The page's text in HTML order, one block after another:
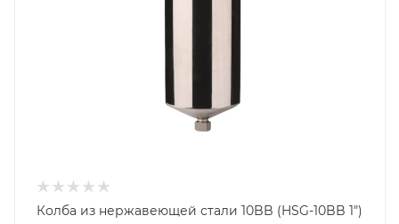
Колба из нержавеющей стали 10BB (HSG-10BB 1")